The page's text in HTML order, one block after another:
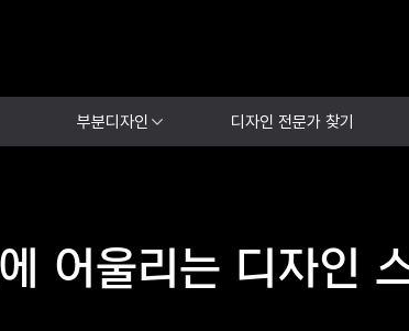
부분디자인 디자인 전문가 찾기